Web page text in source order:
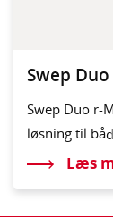
Swep
Swep Duo r-
løsning til bå
Læs